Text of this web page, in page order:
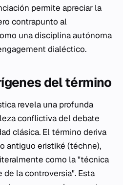
permite apreciar la
contrapunto al
una disciplina autónoma
dialéctico.
del término
revela una profunda
conflictiva del debate
clásica. El término deriva
antiguo eristiké (téchne),
como la "técnica
la controversia". Esta